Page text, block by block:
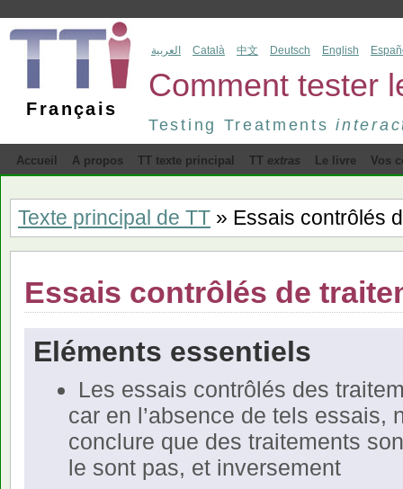
Français
Comment tester
Testing Treatments
العربية Català 中文 Deutsch English
Accueil A propos TT texte principal TT extras Le livre Vos
Texte principal de TT » Essais contrôlés
Essais contrôlés de
Eléments essentiels
Les essais contrôlés des
car en l’absence de tels essais,
conclure que des traitements
le sont pas, et inversement